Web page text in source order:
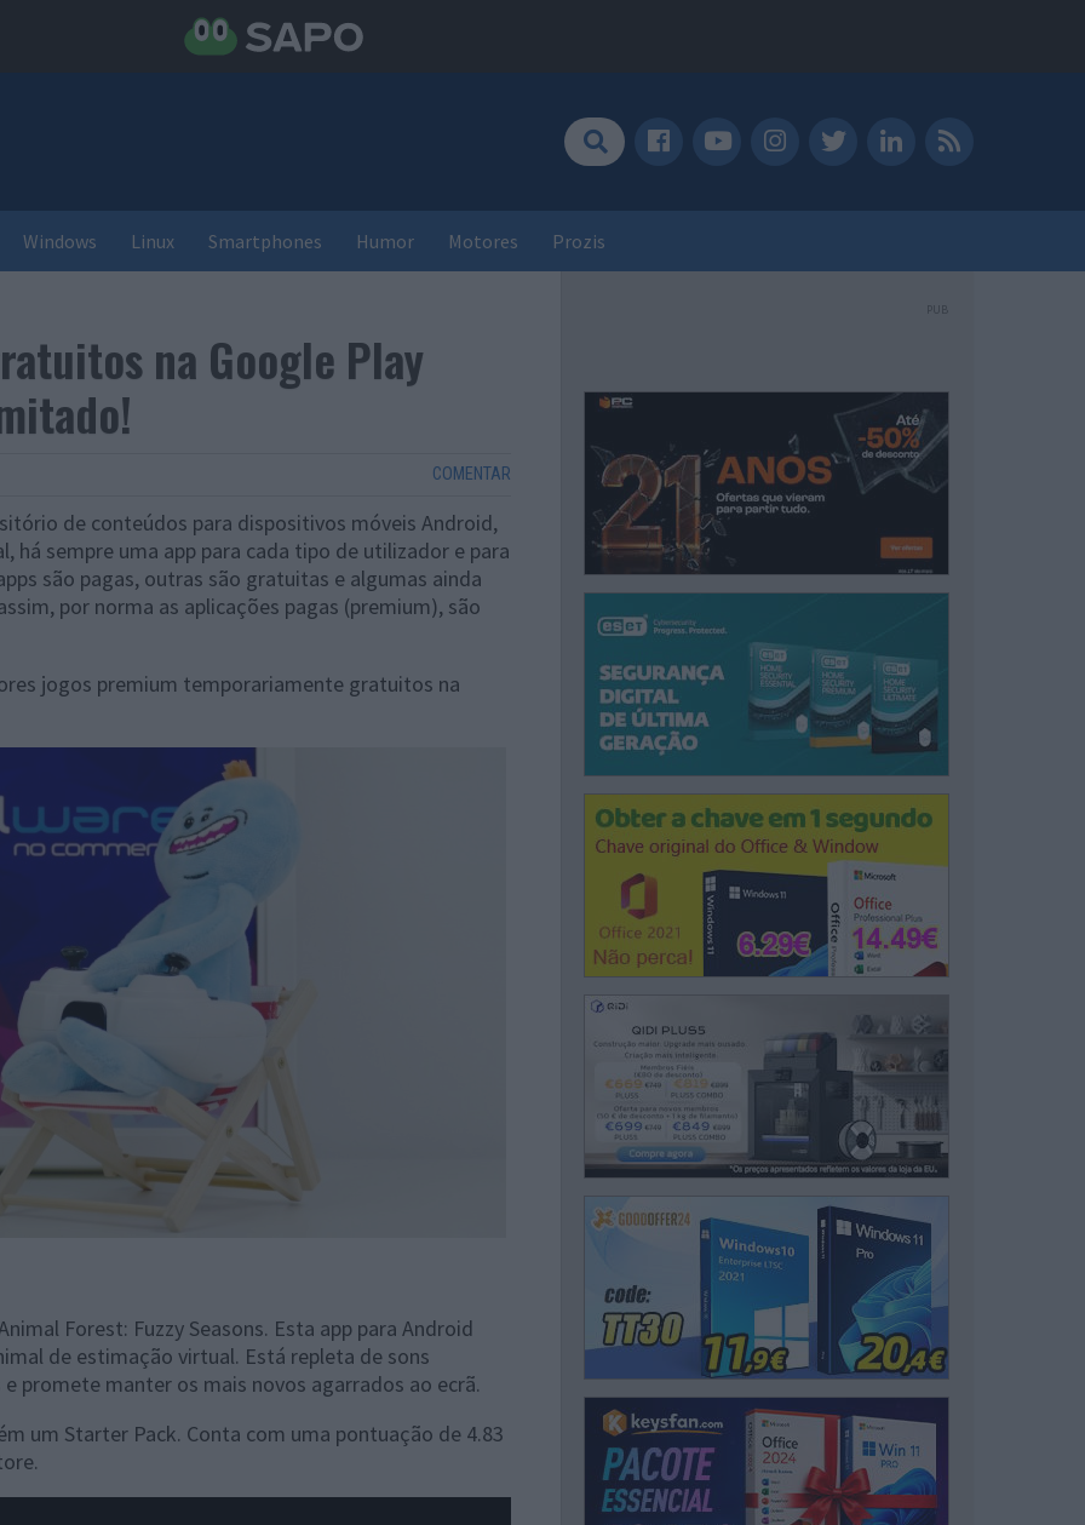
Windows Linux Smartphones Humor Motores Prozis
na Google Play
COMENTAR
de conteúdos para dispositivos móveis Android,
há sempre uma app para cada tipo de utilizador e para
são pagas, outras são gratuitas e algumas ainda
por norma as aplicações pagas (premium), são
jogos premium temporariamente gratuitos na
Forest: Fuzzy Seasons. Esta app para Android
de estimação virtual. Está repleta de sons
promete manter os mais novos agarrados ao ecrã.
um Starter Pack. Conta com uma pontuação de 4.83
PUB